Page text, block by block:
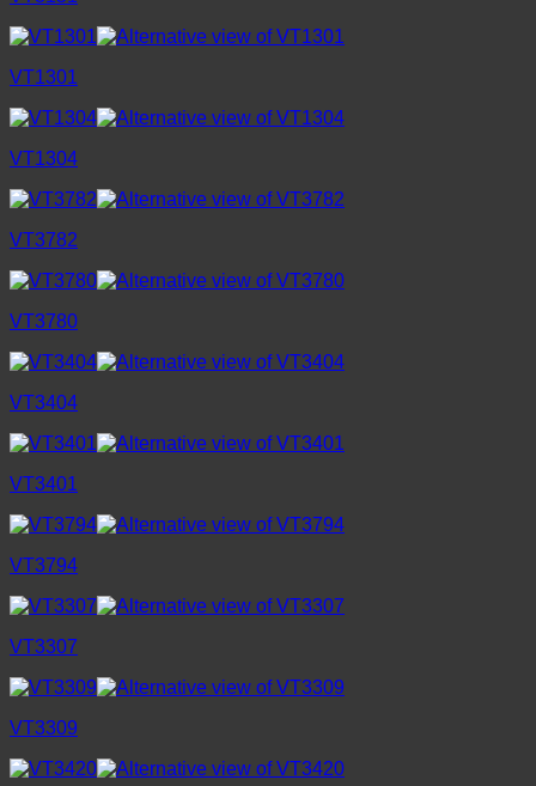
VT1301
VT1304
VT3782
VT3780
VT3404
VT3401
VT3794
VT3307
VT3309